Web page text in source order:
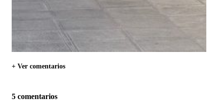
+ Ver comentarios
5 comentarios